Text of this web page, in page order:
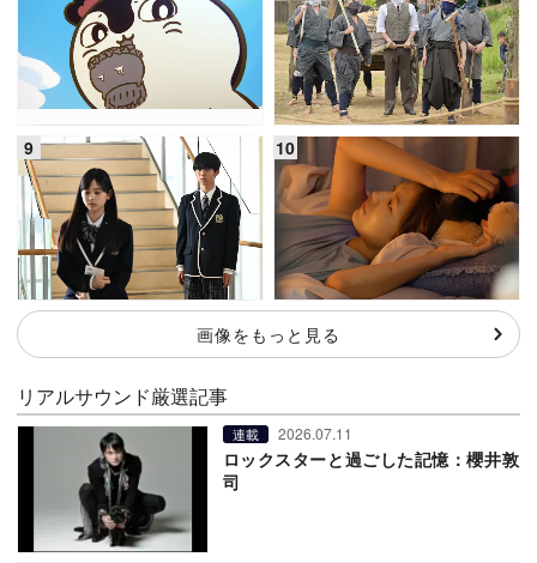
画像をもっと見る
リアルサウンド厳選記事
連載 2026.07.11
ロックスターと過ごした記憶：櫻井敦
司